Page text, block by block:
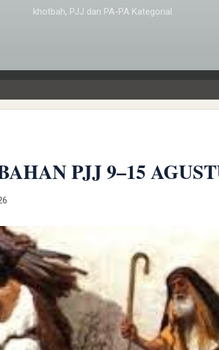
khotbah, PJJ dan PA-PA Kategorial
PJJ 9–15